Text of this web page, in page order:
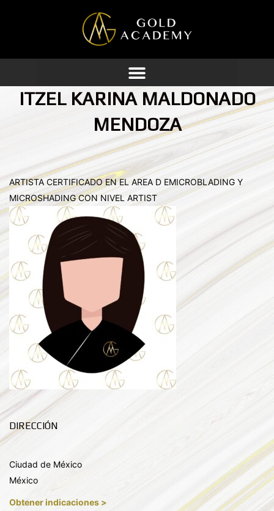
contenido
ITZEL KARINA MALDONADO
MENDOZA
ARTISTA CERTIFICADO EN EL AREA D EMICROBLADING Y
MICROSHADING CON NIVEL ARTIST
DIRECCIÓN
Ciudad de México
México
Obtener indicaciones >